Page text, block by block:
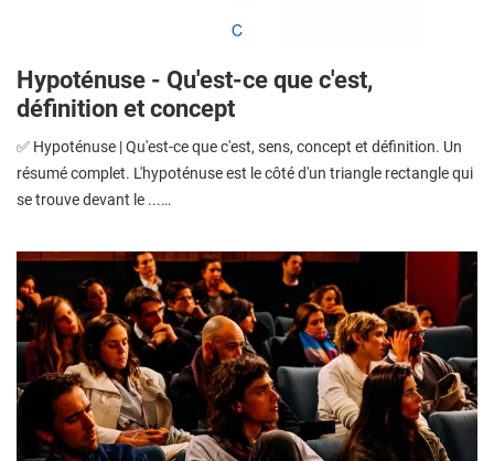
Hypoténuse - Qu'est-ce que c'est,
définition et concept
✅ Hypoténuse | Qu'est-ce que c'est, sens, concept et définition. Un
résumé complet. L'hypoténuse est le côté d'un triangle rectangle qui
se trouve devant le ...…